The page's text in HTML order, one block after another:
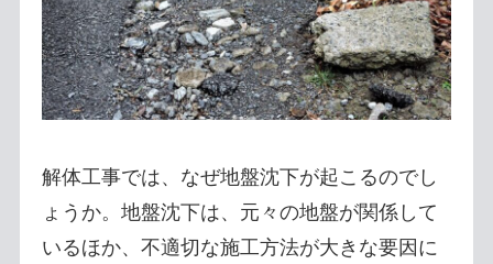
解体工事では、なぜ地盤沈下が起こるのでし
ょうか。地盤沈下は、元々の地盤が関係して
いるほか、不適切な施工方法が大きな要因に